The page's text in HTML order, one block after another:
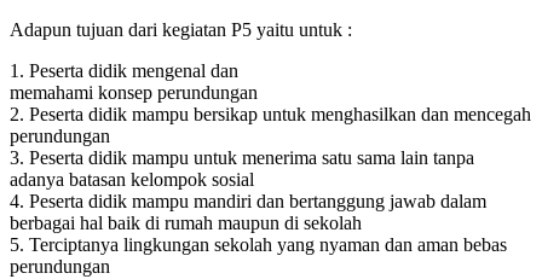
Adapun tujuan dari kegiatan P5 yaitu untuk :
1. Peserta didik mengenal dan
memahami konsep perundungan
2. Peserta didik mampu bersikap untuk menghasilkan dan mencegah
perundungan
3. Peserta didik mampu untuk menerima satu sama lain tanpa
adanya batasan kelompok sosial
4. Peserta didik mampu mandiri dan bertanggung jawab dalam
berbagai hal baik di rumah maupun di sekolah
5. Terciptanya lingkungan sekolah yang nyaman dan aman bebas
perundungan